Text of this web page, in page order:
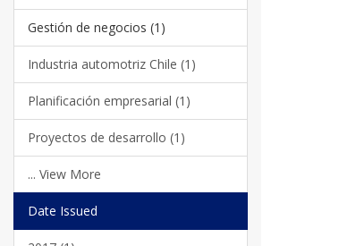
Gestión de negocios (1)
Industria automotriz Chile (1)
Planificación empresarial (1)
Proyectos de desarrollo (1)
... View More
Date Issued